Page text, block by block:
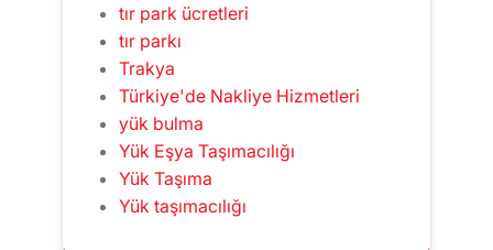
tır park ücretleri
tır parkı
Trakya
Türkiye'de Nakliye Hizmetleri
yük bulma
Yük Eşya Taşımacılığı
Yük Taşıma
Yük taşımacılığı